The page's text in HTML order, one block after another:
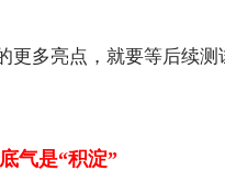
更多亮点，就要等后续测
气是“积淀”